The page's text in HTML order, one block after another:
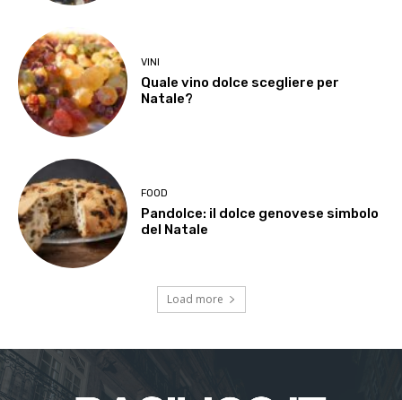
VINI
Quale vino dolce scegliere per
Natale?
FOOD
Pandolce: il dolce genovese simbolo
del Natale
Load more